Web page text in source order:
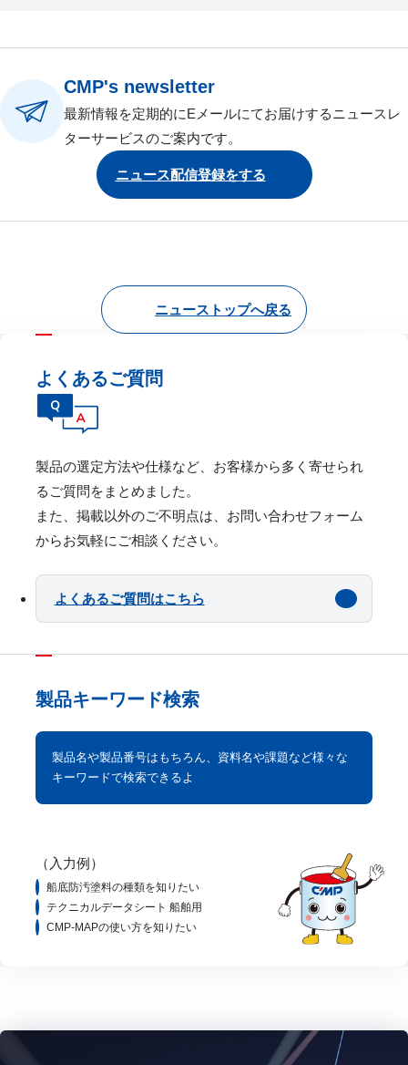
CMP's newsletter
最新情報を定期的にEメールにてお届けするニュースレ
ターサービスのご案内です。
ニュース配信登録をする
ニューストップへ戻る
よくあるご質問
製品の選定⽅法や仕様など、お客様から多く寄せられ
るご質問をまとめました。
また、掲載以外のご不明点は、お問い合わせフォーム
からお気軽にご相談ください。
よくあるご質問はこちら
製品キーワード検索
製品名や製品番号はもちろん、資料名や課題など様々な
キーワードで検索できるよ
（入力例）
船底防汚塗料の種類を知りたい
テクニカルデータシート 船舶用
CMP-MAPの使い方を知りたい